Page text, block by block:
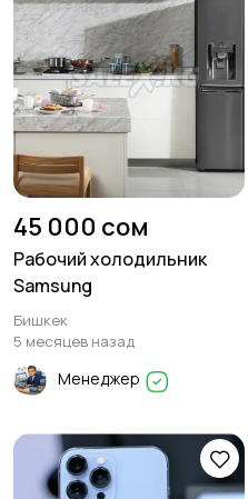
45 000 сом
Рабочий холодильник
Samsung
Бишкек
5 месяцев назад
Менеджер